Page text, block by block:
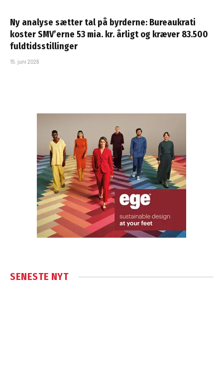
Ny analyse sætter tal på byrderne: Bureaukrati
koster SMV’erne 53 mia. kr. årligt og kræver 83.500
fuldtidsstillinger
15. juni 2026
SENESTE NYT